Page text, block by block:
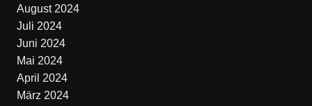
August 2024
Juli 2024
Juni 2024
Mai 2024
April 2024
März 2024